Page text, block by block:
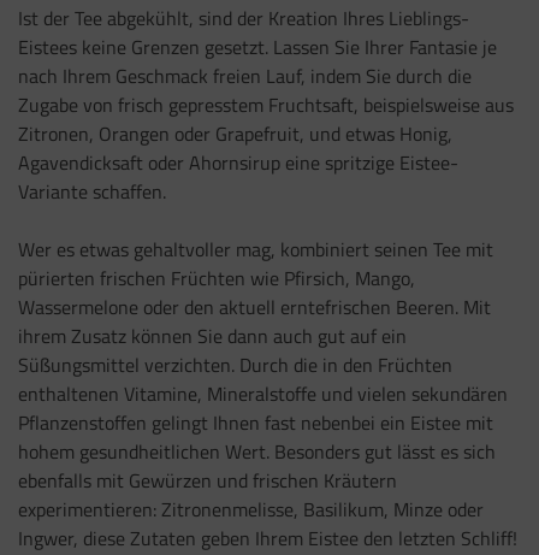
Ist der Tee abgekühlt, sind der Kreation Ihres Lieblings-
Eistees keine Grenzen gesetzt. Lassen Sie Ihrer Fantasie je
nach Ihrem Geschmack freien Lauf, indem Sie durch die
Zugabe von frisch gepresstem Fruchtsaft, beispielsweise aus
Zitronen, Orangen oder Grapefruit, und etwas Honig,
Agavendicksaft oder Ahornsirup eine spritzige Eistee-
Variante schaffen.
Wer es etwas gehaltvoller mag, kombiniert seinen Tee mit
pürierten frischen Früchten wie Pfirsich, Mango,
Wassermelone oder den aktuell erntefrischen Beeren. Mit
ihrem Zusatz können Sie dann auch gut auf ein
Süßungsmittel verzichten. Durch die in den Früchten
enthaltenen Vitamine, Mineralstoffe und vielen sekundären
Pflanzenstoffen gelingt Ihnen fast nebenbei ein Eistee mit
hohem gesundheitlichen Wert. Besonders gut lässt es sich
ebenfalls mit Gewürzen und frischen Kräutern
experimentieren: Zitronenmelisse, Basilikum, Minze oder
Ingwer, diese Zutaten geben Ihrem Eistee den letzten Schliff!